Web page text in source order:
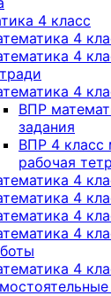
4 класс
4
4
4
ВПР
задания
ВПР 4 класс
рабочая
4
4
4
4
4